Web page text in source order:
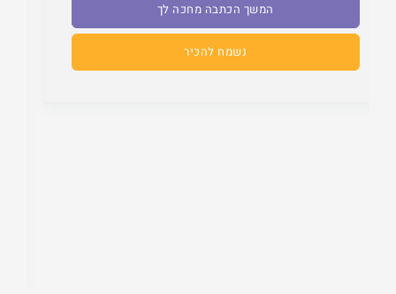
המשך הכתבה מחכה לך
נשמח להכיר